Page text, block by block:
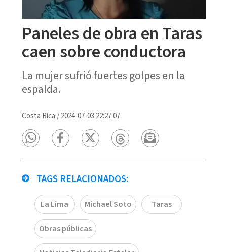
Paneles de obra en Taras
caen sobre conductora
La mujer sufrió fuertes golpes en la
espalda.
Costa Rica /2024-07-03 22:27:07
TAGS RELACIONADOS:
La Lima Michael Soto Taras
Obras públicas